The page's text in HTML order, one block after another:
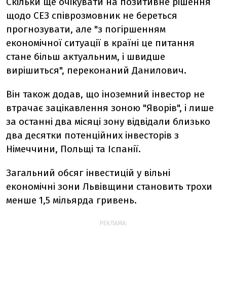
щодо СЕЗ співрозмовник не береться
прогнозувати, але "з погіршенням
економічної ситуації в країні це питання
стане більш актуальним, і швидше
вирішиться", переконаний Данилович.
Він також додав, що іноземний інвестор не
втрачає зацікавлення зоною "Яворів", і лише
за останні два місяці зону відвідали близько
два десятки потенційних інвесторів з
Німеччини, Польщі та Іспанії.
Загальний обсяг інвестицій у вільні
економічні зони Львівщини становить трохи
менше 1,5 мільярда гривень.
РЕКЛАМА: